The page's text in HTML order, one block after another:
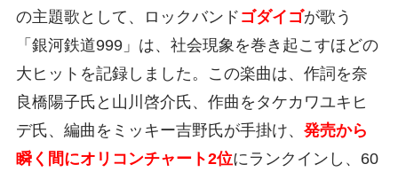
の主題歌として、ロックバンド ゴダイゴが歌う
「銀河鉄道999」は、社会現象を巻き起こすほどの
大ヒットを記録しました。この楽曲は、作詞を奈
良橋陽子氏と山川啓介氏、作曲をタケカワユキヒ
デ氏、編曲をミッキー吉野氏が手掛け、 発売から
瞬く間にオリコンチャート2位にランクインし、60